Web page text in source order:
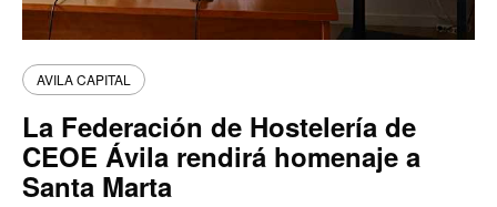
AVILA CAPITAL
La Federación de Hostelería de
CEOE Ávila rendirá homenaje a
Santa Marta